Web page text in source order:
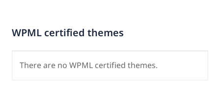
WPML certified themes
There are no WPML certified themes.